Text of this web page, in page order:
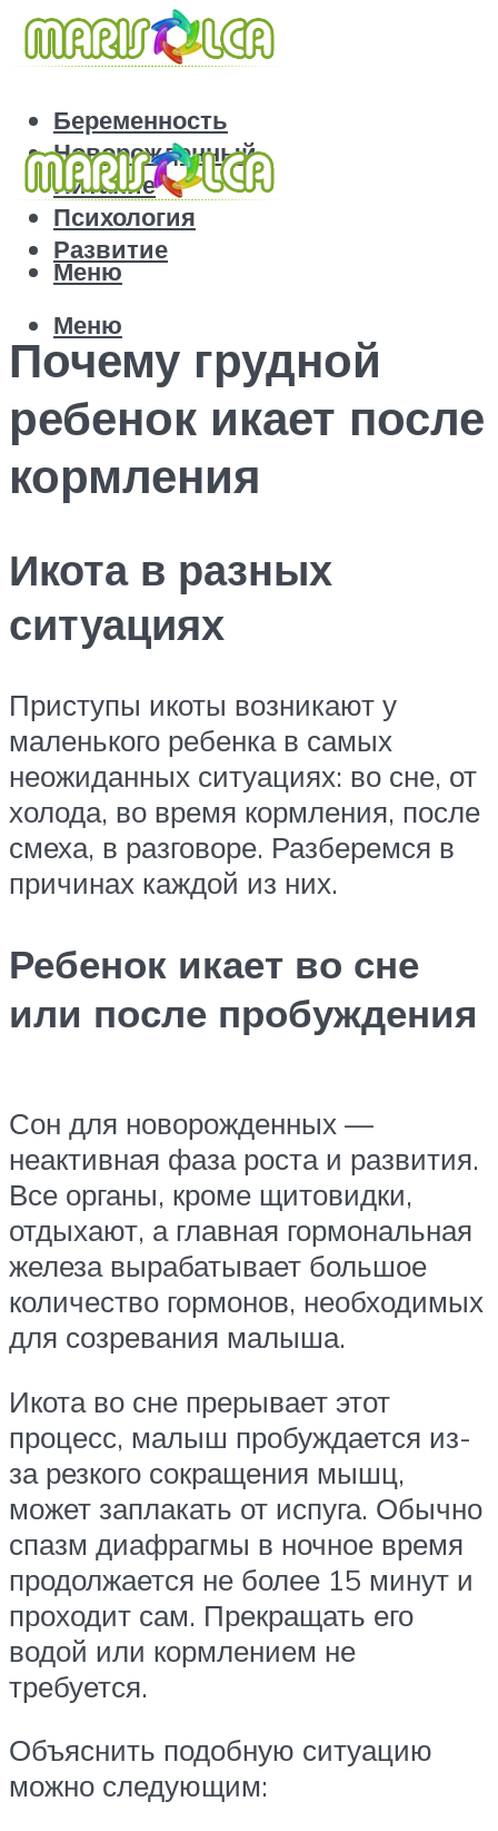
Беременность
Новорожденный
Питание
Психология
Развитие
Меню
Меню
Почему грудной
ребенок икает после
кормления
Икота в разных
ситуациях
Приступы икоты возникают у
маленького ребенка в самых
неожиданных ситуациях: во сне, от
холода, во время кормления, после
смеха, в разговоре. Разберемся в
причинах каждой из них.
Ребенок икает во сне
или после пробуждения
Сон для новорожденных —
неактивная фаза роста и развития.
Все органы, кроме щитовидки,
отдыхают, а главная гормональная
железа вырабатывает большое
количество гормонов, необходимых
для созревания малыша.
Икота во сне прерывает этот
процесс, малыш пробуждается из-
за резкого сокращения мышц,
может заплакать от испуга. Обычно
спазм диафрагмы в ночное время
продолжается не более 15 минут и
проходит сам. Прекращать его
водой или кормлением не
требуется.
Объяснить подобную ситуацию
можно следующим: